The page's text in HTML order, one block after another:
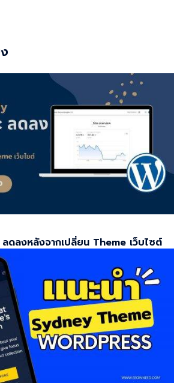
ลงหลังจากเปลี่ยน Theme เว็บไซต์